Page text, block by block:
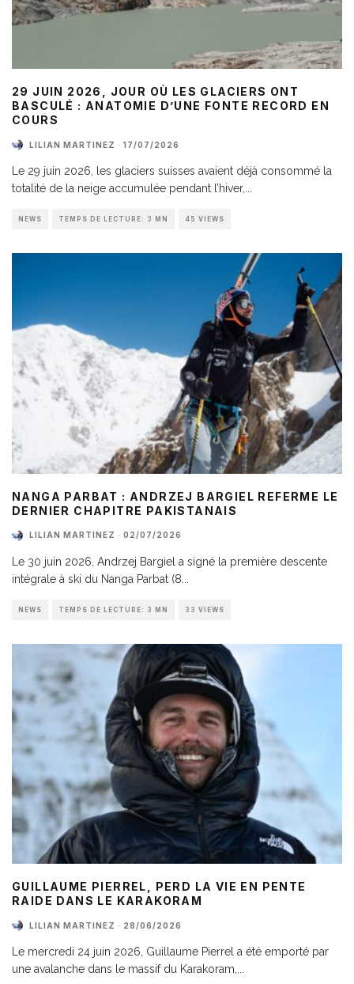
29 JUIN 2026, JOUR OÙ LES GLACIERS ONT
BASCULÉ : ANATOMIE D’UNE FONTE RECORD EN
COURS
LILIAN MARTINEZ · 17/07/2026
Le 29 juin 2026, les glaciers suisses avaient déjà consommé la
totalité de la neige accumulée pendant l’hiver,
NEWS TEMPS DE LECTURE: 3 MN 45 VIEWS
NANGA PARBAT : ANDRZEJ BARGIEL REFERME LE
DERNIER CHAPITRE PAKISTANAIS
LILIAN MARTINEZ · 02/07/2026
Le 30 juin 2026, Andrzej Bargiel a signé la première descente
intégrale à ski du Nanga Parbat (8
NEWS TEMPS DE LECTURE: 3 MN 33 VIEWS
GUILLAUME PIERREL, PERD LA VIE EN PENTE
RAIDE DANS LE KARAKORAM
LILIAN MARTINEZ · 28/06/2026
Le mercredi 24 juin 2026, Guillaume Pierrel a été emporté par
une avalanche dans le massif du Karakoram,...